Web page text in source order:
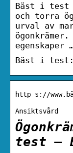
Bäst i test
och torra
urval av
egenskaper
Bäst i test:
http s://
Ansiktsvård
test –